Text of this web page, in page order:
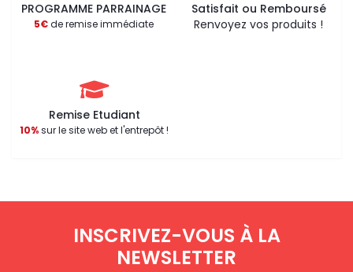
PROGRAMME PARRAINAGE
5€de remise immédiate
Satisfait ou Remboursé
Renvoyez vos produits !
Remise Etudiant
10%sur le site web et l'entrepôt !
INSCRIVEZ-VOUS À LA
NEWSLETTER